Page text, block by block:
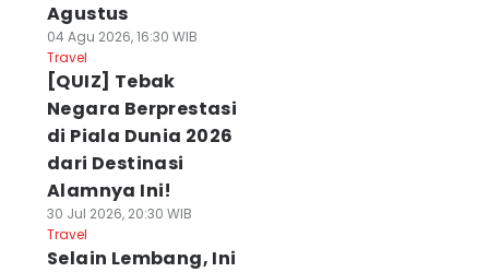
Agustus
04 Agu 2026, 16:30 WIB
Travel
[QUIZ] Tebak
Negara Berprestasi
di Piala Dunia 2026
dari Destinasi
Alamnya Ini!
30 Jul 2026, 20:30 WIB
Travel
Selain Lembang, Ini